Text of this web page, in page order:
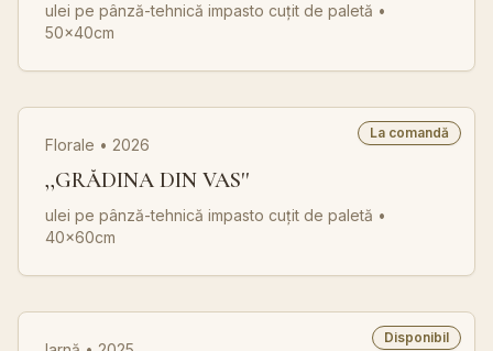
ulei pe pânză-tehnică impasto cuțit de paletă •
50x40cm
La comandă
Florale • 2026
,,GRĂDINA DIN VAS''
ulei pe pânză-tehnică impasto cuțit de paletă •
40x60cm
Disponibil